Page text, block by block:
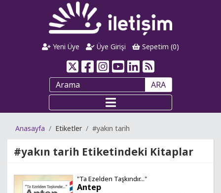
Yeni Üye Üye Girişi Sepetim (0)
ARA
Anasayfa Etiketler #yakın tarih
#yakın tarih Etiketindeki Kitaplar
"Ta Ezelden Taşkındır..."
Antep